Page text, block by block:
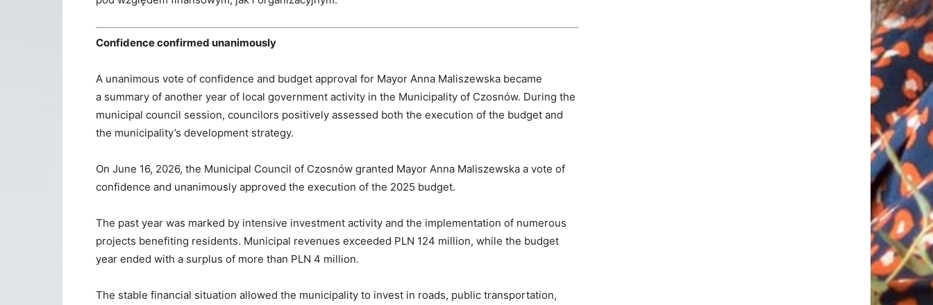
Confidence confirmed unanimously
A unanimous vote of confidence and budget approval for Mayor Anna Maliszewska became
a summary of another year of local government activity in the Municipality of Czosnów. During the
municipal council session, councilors positively assessed both the execution of the budget and
the municipality’s development strategy.
On June 16, 2026, the Municipal Council of Czosnów granted Mayor Anna Maliszewska a vote of
confidence and unanimously approved the execution of the 2025 budget.
The past year was marked by intensive investment activity and the implementation of numerous
projects benefiting residents. Municipal revenues exceeded PLN 124 million, while the budget
year ended with a surplus of more than PLN 4 million.
The stable financial situation allowed the municipality to invest in roads, public transportation,